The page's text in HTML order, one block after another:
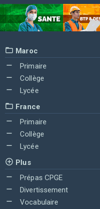
Maroc
Primaire
Collège
Lycée
France
Primaire
Collège
Lycée
Plus
Prépas CPGE
Divertissement
Vocabulaire